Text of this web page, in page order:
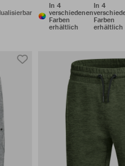
In 4
verschiedenen
Farben
erhältlich
In 4
Farben
erhältlich